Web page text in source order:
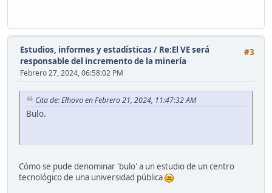
#3
Estudios, informes y estadísticas / Re:El VE será
responsable del incremento de la minería
Febrero 27, 2024, 06:58:02 PM
Cita de: Elhovo en Febrero 21, 2024, 11:47:32 AM
Bulo.
Cómo se pude denominar 'bulo' a un estudio de un centro
tecnológico de una universidad pública